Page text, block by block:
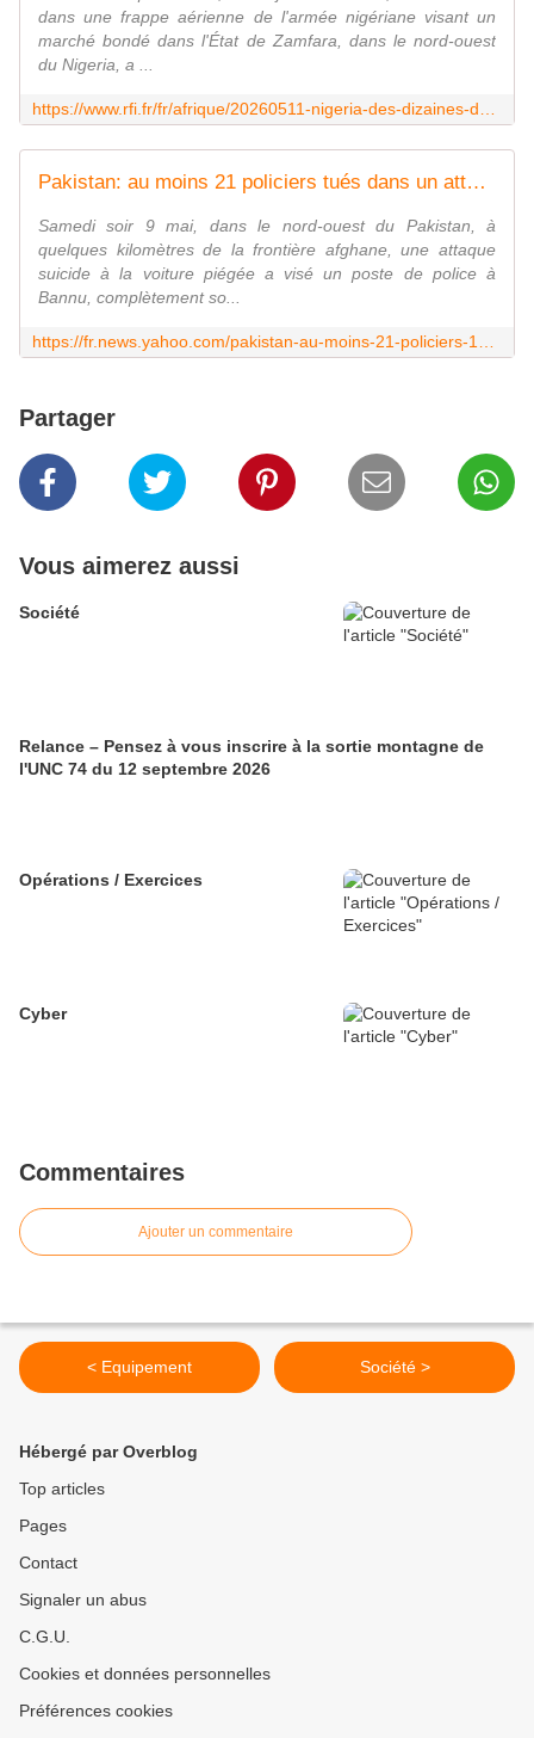
dans une frappe aérienne de l'armée nigériane visant un
marché bondé dans l'État de Zamfara, dans le nord-ouest
du Nigeria, a ...
Pakistan: au moins 21 policiers tués dans un attentat contre un poste de contrôle à Bannu
Samedi soir 9 mai, dans le nord-ouest du Pakistan, à
quelques kilomètres de la frontière afghane, une attaque
suicide à la voiture piégée a visé un poste de police à
Bannu, complètement so...
Partager
Vous aimerez aussi
Société
Relance – Pensez à vous inscrire à la sortie montagne de
l'UNC 74 du 12 septembre 2026
Opérations / Exercices
Cyber
Commentaires
Ajouter un commentaire
< Equipement Société >
Hébergé par Overblog
Top articles
Pages
Contact
Signaler un abus
C.G.U.
Cookies et données personnelles
Préférences cookies